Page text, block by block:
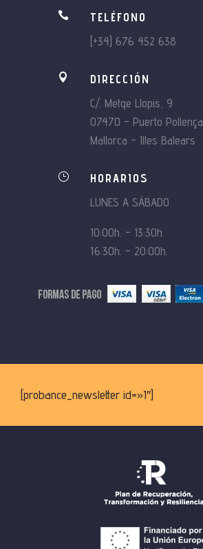

TELÉFONO
[+34] 676 452 638

DIRECCIÓN
C/. Metge Llopis, 9
07470 – Puerto Pollença
Mallorca – Illes Balears
}
HORARIOS
LUNES A SÁBADO
10:00h. – 13:30h.
16:30h. – 20:00h.
[probance_newsletter id=»1″]